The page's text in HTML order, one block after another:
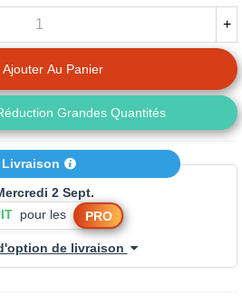
+
Ajouter Au Panier
Grandes Quantités
Livraison
2 Sept.
pour les PRO
de livraison